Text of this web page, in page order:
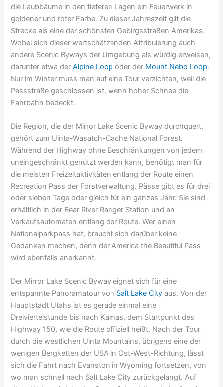
die Laubbäume in den tieferen Lagen ein Feuerwerk in
goldener und roter Farbe. Zu dieser Jahreszeit gilt die
Strecke als eine der schönsten Gebirgsstraßen Amerikas.
Wobei sich dieser wertschätzenden Attribuierung auch
andere Scenic Byways der Umgebung als würdig erweisen,
darunter etwa derAlpine Loop oder der Mount Nebo Loop.
Nur im Winter muss man auf eine Tour verzichten, weil die
Passstraße geschlossen ist, wenn hoher Schnee die
Fahrbahn bedeckt.
Die Region, die der Mirror Lake Scenic Byway durchquert,
gehört zum Uinta-Wasatch-Cache National Forest.
Während der Highway ohne Beschränkungen von jedem
uneingeschränkt genutzt werden kann, benötigt man für
die meisten Freizeitaktivitäten entlang der Route einen
Recreation Pass der Forstverwaltung. Pässe gibt es für drei
oder sieben Tage oder gleich für ein ganzes Jahr. Sie sind
erhältlich in der Bear River Ranger Station und an
Verkaufsautomaten entlang der Route. Wer einen
Nationalparkpass hat, braucht sich darüber keine
Gedanken machen, denn der America the Beautiful Pass
wird ebenfalls anerkannt.
Der Mirror Lake Scenic Byway eignet sich für eine
entspannte Panoramatour von Salt Lake City aus. Von der
Hauptstadt Utahs ist es gerade einmal eine
Dreiviertelstunde bis nach Kamas, dem Startpunkt des
Highway 150, wie die Route offiziell heißt. Nach der Tour
durch die westlichen Uinta Mountains, übrigens eine der
wenigen Bergketten der USA in Ost-West-Richtung, lässt
sich die Fahrt nach Evanston in Wyoming fortsetzen, von
wo man schnell nach Salt Lake City zurückgelangt. Auf